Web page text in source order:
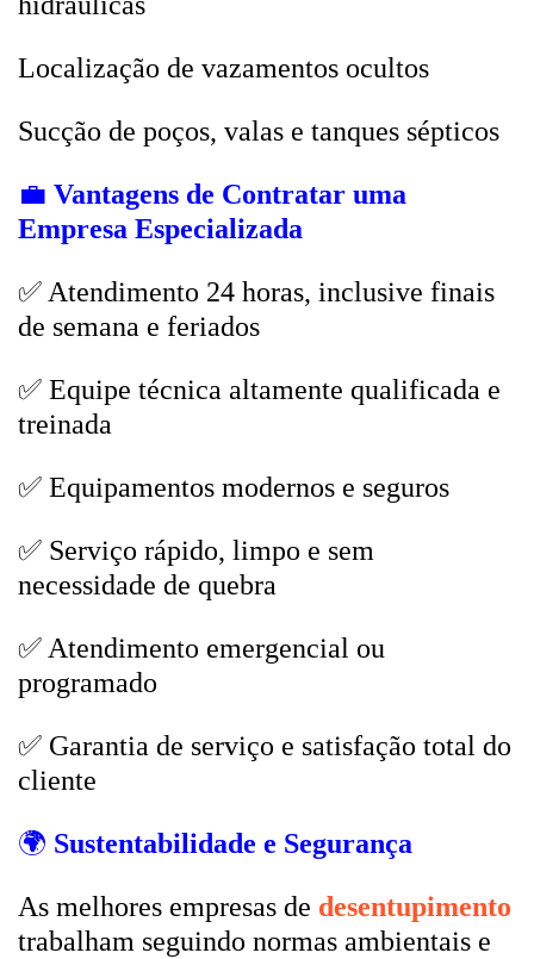
Localização de vazamentos ocultos
Sucção de poços, valas e tanques sépticos
💼 Vantagens de Contratar uma
Empresa Especializada
✅ Atendimento 24 horas, inclusive finais
de semana e feriados
✅ Equipe técnica altamente qualificada e
treinada
✅ Equipamentos modernos e seguros
✅ Serviço rápido, limpo e sem
necessidade de quebra
✅ Atendimento emergencial ou
programado
✅ Garantia de serviço e satisfação total do
cliente
🌍 Sustentabilidade e Segurança
As melhores empresas de desentupimento
trabalham seguindo normas ambientais e